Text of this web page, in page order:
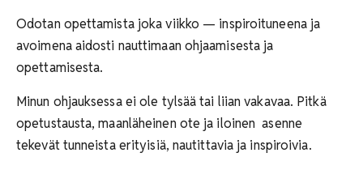
Odotan opettamista joka viikko — inspiroituneena ja
avoimena aidosti nauttimaan ohjaamisesta ja
opettamisesta.
Minun ohjauksessa ei ole tylsää tai liian vakavaa. Pitkä
opetustausta, maanläheinen ote ja iloinen asenne
tekevät tunneista erityisiä, nautittavia ja inspiroivia.